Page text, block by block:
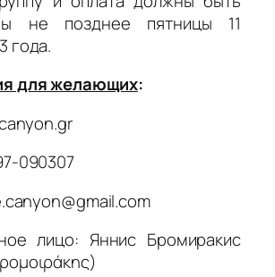
не позднее пятницы 11
года.
для желающих:
090307
лицо: Яннис Бромиракис